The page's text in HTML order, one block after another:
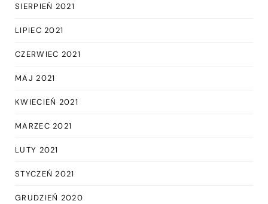
SIERPIEŃ 2021
LIPIEC 2021
CZERWIEC 2021
MAJ 2021
KWIECIEŃ 2021
MARZEC 2021
LUTY 2021
STYCZEŃ 2021
GRUDZIEŃ 2020